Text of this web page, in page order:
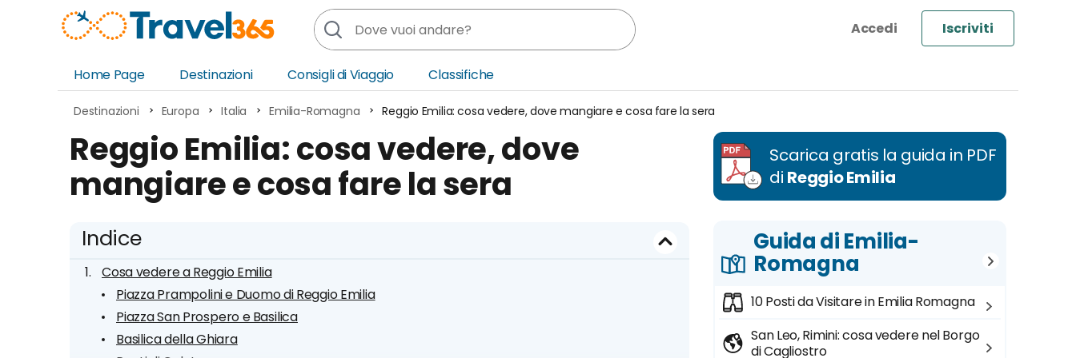
Iscriviti
Home Page
Destinazioni
Nord America
America Centrale
Sud America
Medio Oriente
Consigli di Viaggio Classifiche
Destinazioni Europa Italia Emilia-Romagna Reggio Emilia: cosa vedere, dove mangiare e cosa fare la sera
Reggio Emilia: cosa vedere, dove
mangiare e cosa fare la sera
Indice
Cosa vedere a Reggio Emilia
Piazza Prampolini e Duomo di Reggio Emilia
Piazza San Prospero e Basilica
Basilica della Ghiara
Scarica gratis la guida in PDF
di Reggio Emilia
Guida di Emilia-
Romagna
10 Posti da Visitare in Emilia Romagna
San Leo, Rimini: cosa vedere nel Borgo
di Cagliostro